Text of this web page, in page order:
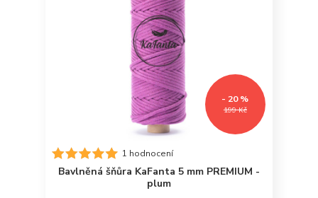
199 Kč
- 20 %
1 hodnocení
Bavlněná šňůra KaFanta 5 mm PREMIUM -
plum